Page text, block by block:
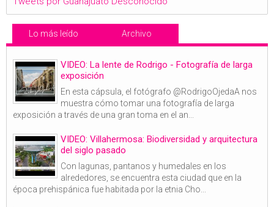
Lo más leído Archivo
VIDEO: La lente de Rodrigo - Fotografía de larga
exposición
En esta cápsula, el fotógrafo @RodrigoOjedaA nos
muestra cómo tomar una fotografía de larga
exposición a través de una gran toma en el an...
VIDEO: Villahermosa: Biodiversidad y arquitectura
del siglo pasado
Con lagunas, pantanos y humedales en los
alrededores, se encuentra esta ciudad que en la
época prehispánica fue habitada por la etnia Cho...